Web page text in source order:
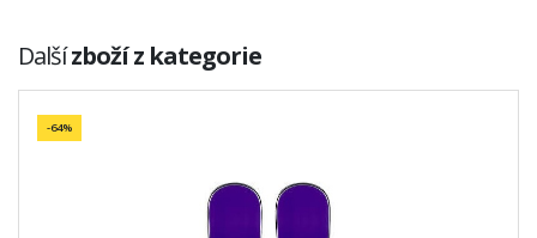
Dalšízboží z kategorie
-64%